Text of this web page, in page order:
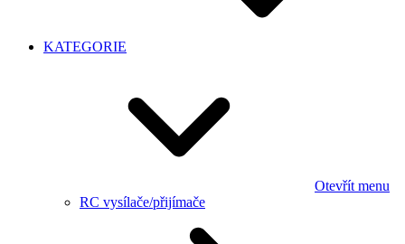
KATEGORIE
Otevřít menu
RC vysílače/přijímače